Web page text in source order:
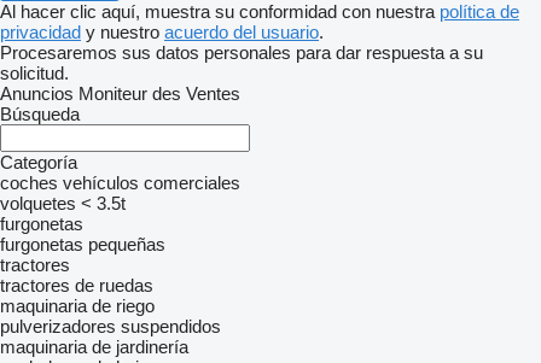
Al hacer clic aquí, muestra su conformidad con nuestra política de
privacidad y nuestro acuerdo del usuario.
Procesaremos sus datos personales para dar respuesta a su
solicitud.
Anuncios Moniteur des Ventes
Búsqueda
Categoría
coches vehículos comerciales
volquetes < 3.5t
furgonetas
furgonetas pequeñas
tractores
tractores de ruedas
maquinaria de riego
pulverizadores suspendidos
maquinaria de jardinería